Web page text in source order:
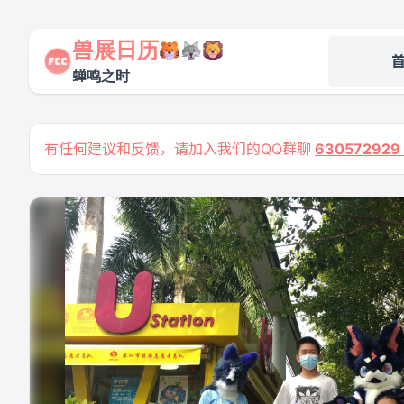
兽展日历
蝉鸣之时
有任何建议和反馈，请加入我们的QQ群聊 630572929